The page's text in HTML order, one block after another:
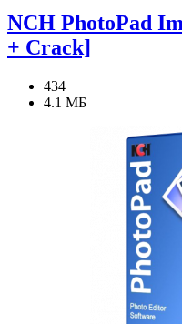
NCH PhotoPad
+ Crack]
434
4.1 МБ